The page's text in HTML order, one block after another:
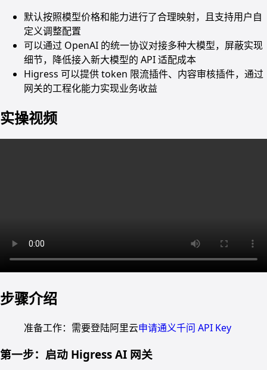
默认按照模型价格和能力进行了合理映射，且支持用户自
定义调整配置
可以通过 OpenAI 的统一协议对接多种大模型，屏蔽实现
细节，降低接入新大模型的 API 适配成本
Higress 可以提供 token 限流插件、内容审核插件，通过
网关的工程化能力实现业务收益
实操视频
步骤介绍
准备工作：需要登陆阿里云申请通义千问 API Key
第一步：启动 Higress AI 网关